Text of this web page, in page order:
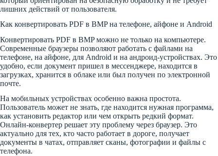
лишних действий от пользователя.
Как конвертировать PDF в BMP на телефоне, айфоне и Android
Конвертировать PDF в BMP можно не только на компьютере.
Современные браузеры позволяют работать с файлами на
телефоне, на айфоне, для Android и на андроид-устройствах. Это
удобно, если документ пришел в мессенджере, находится в
загрузках, хранится в облаке или был получен по электронной
почте.
На мобильных устройствах особенно важна простота.
Пользователь может не знать, где находится нужная программа,
как установить редактор или чем открыть редкий формат.
Онлайн-конвертер решает эту проблему через браузер. Это
актуально для тех, кто часто работает в дороге, получает
документы в чатах, отправляет сканы, фотографии и файлы с
телефона.